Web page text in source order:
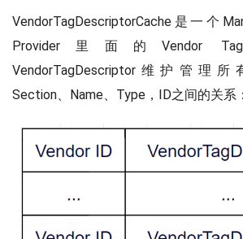
VendorTagDescriptorCache是一个
Provider里面的Vendor Tag
VendorTagDescriptor维护管理所
Section、Name、Type，ID之间的关系：